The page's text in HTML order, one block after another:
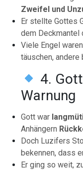
Zweifel und
Er stellte Gottes
dem Deckmantel
Viele Engel
täuschen, andere
4.
Warnung
Gott war
Anhängern
Doch Luzifers
bekennen, dass
Er ging so weit,